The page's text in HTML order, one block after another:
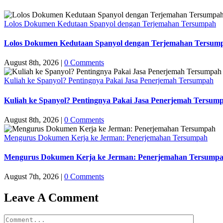
Lolos Dokumen Kedutaan Spanyol dengan Terjemahan Tersumpah
Lolos Dokumen Kedutaan Spanyol dengan Terjemahan
August 8th, 2026 | 0 Comments
Kuliah ke Spanyol? Pentingnya Pakai Jasa Penerjemah Tersumpah
Kuliah ke Spanyol? Pentingnya Pakai Jasa Penerjemah
August 8th, 2026 | 0 Comments
Mengurus Dokumen Kerja ke Jerman: Penerjemahan Tersumpah
Mengurus Dokumen Kerja ke Jerman: Penerjemahan
August 7th, 2026 0 Comments
Leave A Comment
Comment